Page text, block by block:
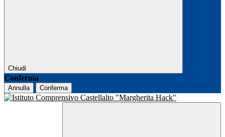
Chiudi
Conferma
Annulla Conferma